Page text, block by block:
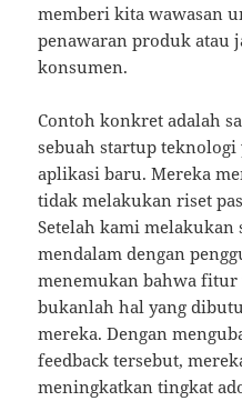
memberi kita wawasan
penawaran produk atau
konsumen.
Contoh konkret adalah
sebuah startup
aplikasi baru. Mereka
tidak melakukan riset
Setelah kami
mendalam dengan
menemukan bahwa
bukanlah hal yang
mereka. Dengan
feedback tersebut,
meningkatkan tingkat